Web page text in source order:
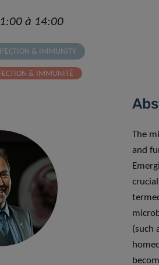
à 14:00
& IMMUNITY
& IMMUNITÉ
The
and
(such